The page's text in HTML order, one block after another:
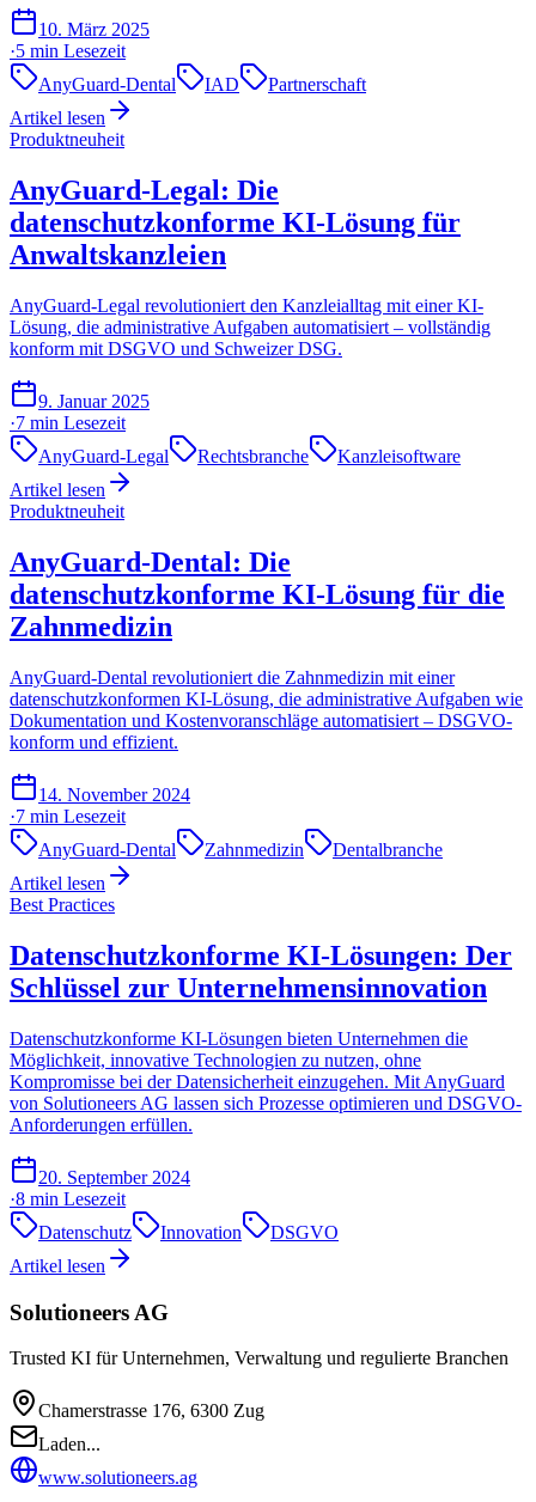
10. März 2025
·5 min Lesezeit
AnyGuard-Dental
IAD
Partnerschaft
Artikel lesen
Produktneuheit
AnyGuard-Legal: Die
datenschutzkonforme KI-Lösung für
Anwaltskanzleien
AnyGuard-Legal revolutioniert den Kanzleialltag mit einer KI-
Lösung, die administrative Aufgaben automatisiert – vollständig
konform mit DSGVO und Schweizer DSG.
9. Januar 2025
·7 min Lesezeit
AnyGuard-Legal
Rechtsbranche
Kanzleisoftware
Artikel lesen
Produktneuheit
AnyGuard-Dental: Die
datenschutzkonforme KI-Lösung für die
Zahnmedizin
AnyGuard-Dental revolutioniert die Zahnmedizin mit einer
datenschutzkonformen KI-Lösung, die administrative Aufgaben wie
Dokumentation und Kostenvoranschläge automatisiert – DSGVO-
konform und effizient.
14. November 2024
·7 min Lesezeit
AnyGuard-Dental
Zahnmedizin
Dentalbranche
Artikel lesen
Best Practices
Datenschutzkonforme KI-Lösungen: Der
Schlüssel zur Unternehmensinnovation
Datenschutzkonforme KI-Lösungen bieten Unternehmen die
Möglichkeit, innovative Technologien zu nutzen, ohne
Kompromisse bei der Datensicherheit einzugehen. Mit AnyGuard
von Solutioneers AG lassen sich Prozesse optimieren und DSGVO-
Anforderungen erfüllen.
20. September 2024
·8 min Lesezeit
Datenschutz
Innovation
DSGVO
Artikel lesen
Solutioneers AG
Trusted KI für Unternehmen, Verwaltung und regulierte Branchen
Chamerstrasse 176, 6300 Zug
Laden...
www.solutioneers.ag